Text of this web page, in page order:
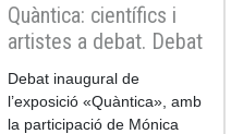
Quàntica: científics i
artistes a debat. Debat
inaugural.
Resum
Debat inaugural de
l’exposició «Quàntica», amb
la participació de Mónica